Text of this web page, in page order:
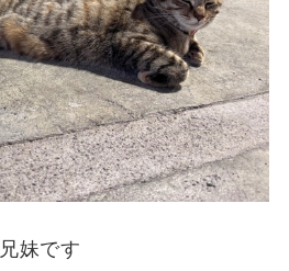
妹です